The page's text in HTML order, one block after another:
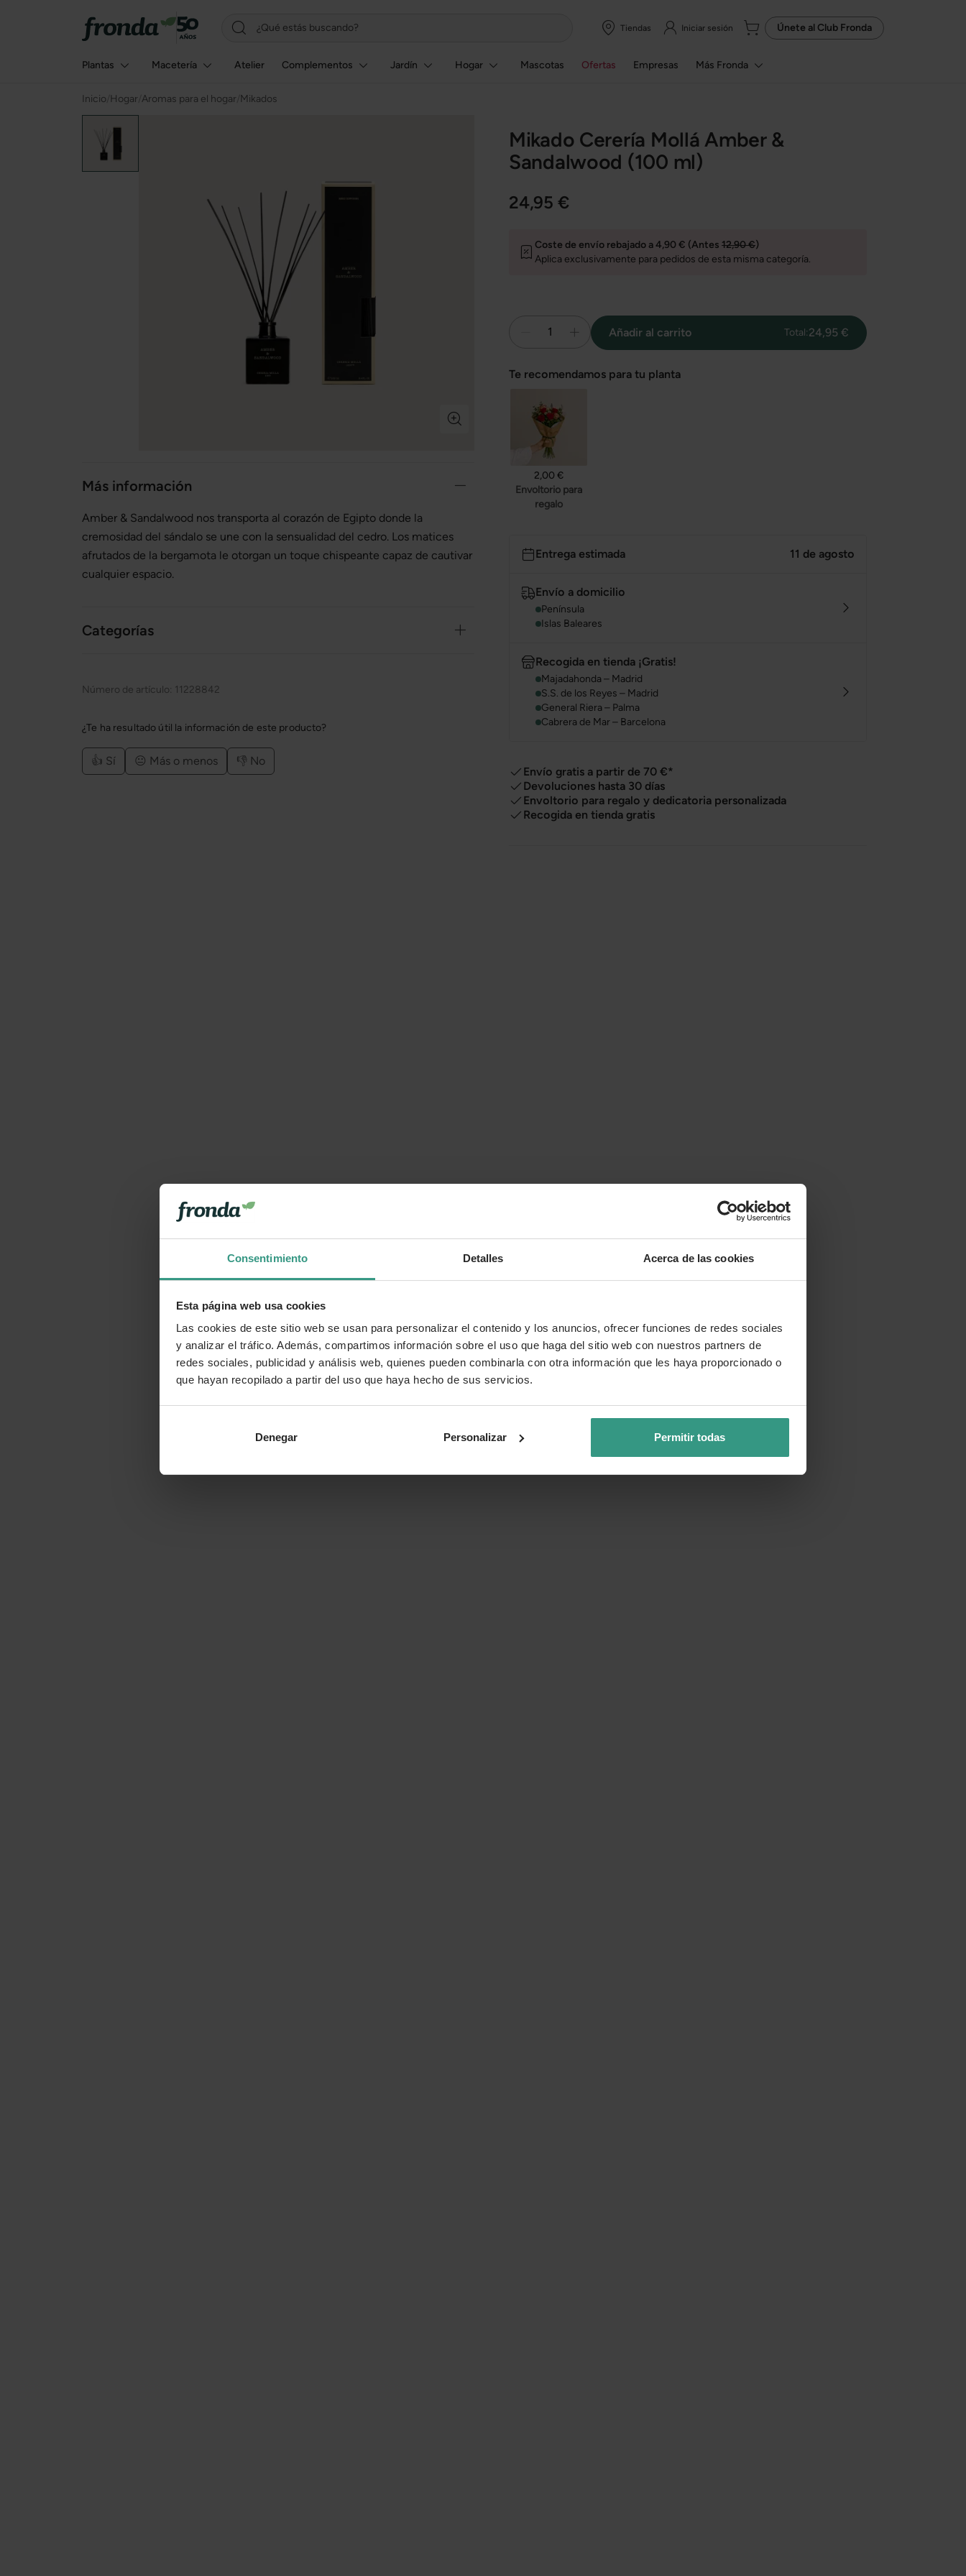
Consentimiento Detalles Acerca de las cookies
Esta página web usa cookies
Las cookies de este sitio web se usan para personalizar el contenido y los anuncios, ofrecer funciones de redes sociales
y analizar el tráfico. Además, compartimos información sobre el uso que haga del sitio web con nuestros partners de
redes sociales, publicidad y análisis web, quienes pueden combinarla con otra información que les haya proporcionado o
que hayan recopilado a partir del uso que haya hecho de sus servicios.
Denegar Personalizar Permitir todas
Tiendas Iniciar sesión Únete al Club Fronda
Plantas Macetería Atelier Complementos Jardín Hogar Mascotas Ofertas Empresas Más Fronda
Inicio Hogar Aromas para el hogar Mikados
Mikado Cerería Mollá Amber &
Sandalwood (100 ml)
24,95 €
Coste de envío rebajado a 4,90 € (Antes 12,90 €)
Aplica exclusivamente para pedidos de esta misma categoría.
1 Añadir al carrito Total:24,95 €
Te recomendamos para tu planta
2,00 €
Envoltorio para
regalo
Entrega estimada 11 de agosto
Envío a domicilio
Península
Islas Baleares
Recogida en tienda ¡Gratis!
Majadahonda – Madrid
S.S. de los Reyes – Madrid
General Riera – Palma
Cabrera de Mar – Barcelona
Envío gratis a partir de 70 €*
Devoluciones hasta 30 días
Envoltorio para regalo y dedicatoria personalizada
Recogida en tienda gratis
Más información
Amber & Sandalwood nos transporta al corazón de Egipto donde la
cremosidad del sándalo se une con la sensualidad del cedro. Los matices
afrutados de la bergamota le otorgan un toque chispeante capaz de cautivar
cualquier espacio.
Categorías
Número de artículo: 11228842
¿Te ha resultado útil la información de este producto?
👍 Sí 😐 Más o menos 👎 No